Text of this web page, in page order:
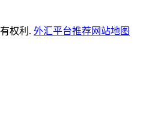
权利. 外汇平台推荐网站地图